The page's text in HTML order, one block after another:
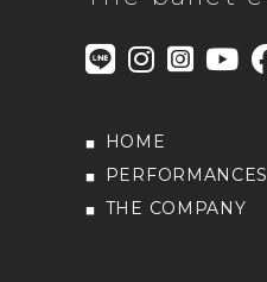
HOME
PERFORMANCES
THE COMPANY